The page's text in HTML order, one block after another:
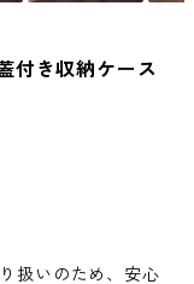
付き収納ケース
扱いのため、安心